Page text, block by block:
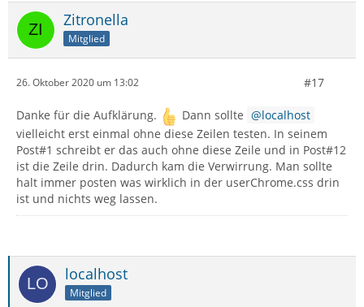
Zitronella
Mitglied
26. Oktober 2020 um 13:02 #17
Danke für die Aufklärung. Dann sollte
localhost
vielleicht erst einmal ohne diese Zeilen testen. In seinem
Post#1 schreibt er das auch ohne diese Zeile und in Post#12
ist die Zeile drin. Dadurch kam die Verwirrung. Man sollte
halt immer posten was wirklich in der userChrome.css drin
ist und nichts weg lassen.
localhost
Mitglied